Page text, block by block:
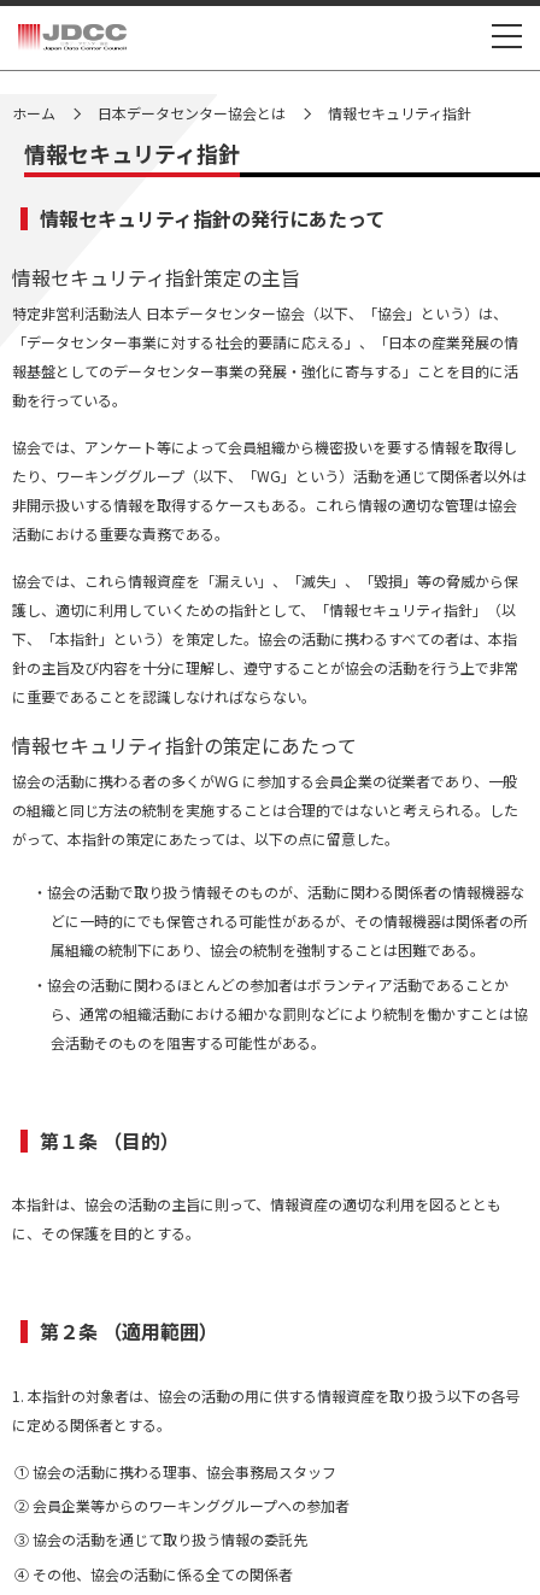
ホーム > 日本データセンター協会とは > 情報セキュリティ指針
情報セキュリティ指針
情報セキュリティ指針の発行にあたって
情報セキュリティ指針策定の主旨
特定非営利活動法人 日本データセンター協会（以下、「協会」という）は、
「データセンター事業に対する社会的要請に応える」、「日本の産業発展の情
報基盤としてのデータセンター事業の発展・強化に寄与する」ことを目的に活
動を行っている。
協会では、アンケート等によって会員組織から機密扱いを要する情報を取得し
たり、ワーキンググループ（以下、「WG」という）活動を通じて関係者以外は
非開示扱いする情報を取得するケースもある。これら情報の適切な管理は協会
活動における重要な責務である。
協会では、これら情報資産を「漏えい」、「滅失」、「毀損」等の脅威から保
護し、適切に利用していくための指針として、「情報セキュリティ指針」（以
下、「本指針」という）を策定した。協会の活動に携わるすべての者は、本指
針の主旨及び内容を十分に理解し、遵守することが協会の活動を行う上で非常
に重要であることを認識しなければならない。
情報セキュリティ指針の策定にあたって
協会の活動に携わる者の多くがWG に参加する会員企業の従業者であり、一般
の組織と同じ方法の統制を実施することは合理的ではないと考えられる。した
がって、本指針の策定にあたっては、以下の点に留意した。
協会の活動で取り扱う情報そのものが、活動に関わる関係者の情報機器な
どに一時的にでも保管される可能性があるが、その情報機器は関係者の所
属組織の統制下にあり、協会の統制を強制することは困難である。
協会の活動に関わるほとんどの参加者はボランティア活動であることか
ら、通常の組織活動における細かな罰則などにより統制を働かすことは協
会活動そのものを阻害する可能性がある。
第１条 （目的）
本指針は、協会の活動の主旨に則って、情報資産の適切な利用を図るととも
に、その保護を目的とする。
第２条 （適用範囲）
1. 本指針の対象者は、協会の活動の用に供する情報資産を取り扱う以下の各号
に定める関係者とする。
① 協会の活動に携わる理事、協会事務局スタッフ
② 会員企業等からのワーキンググループへの参加者
③ 協会の活動を通じて取り扱う情報の委託先
④ その他、協会の活動に係る全ての関係者